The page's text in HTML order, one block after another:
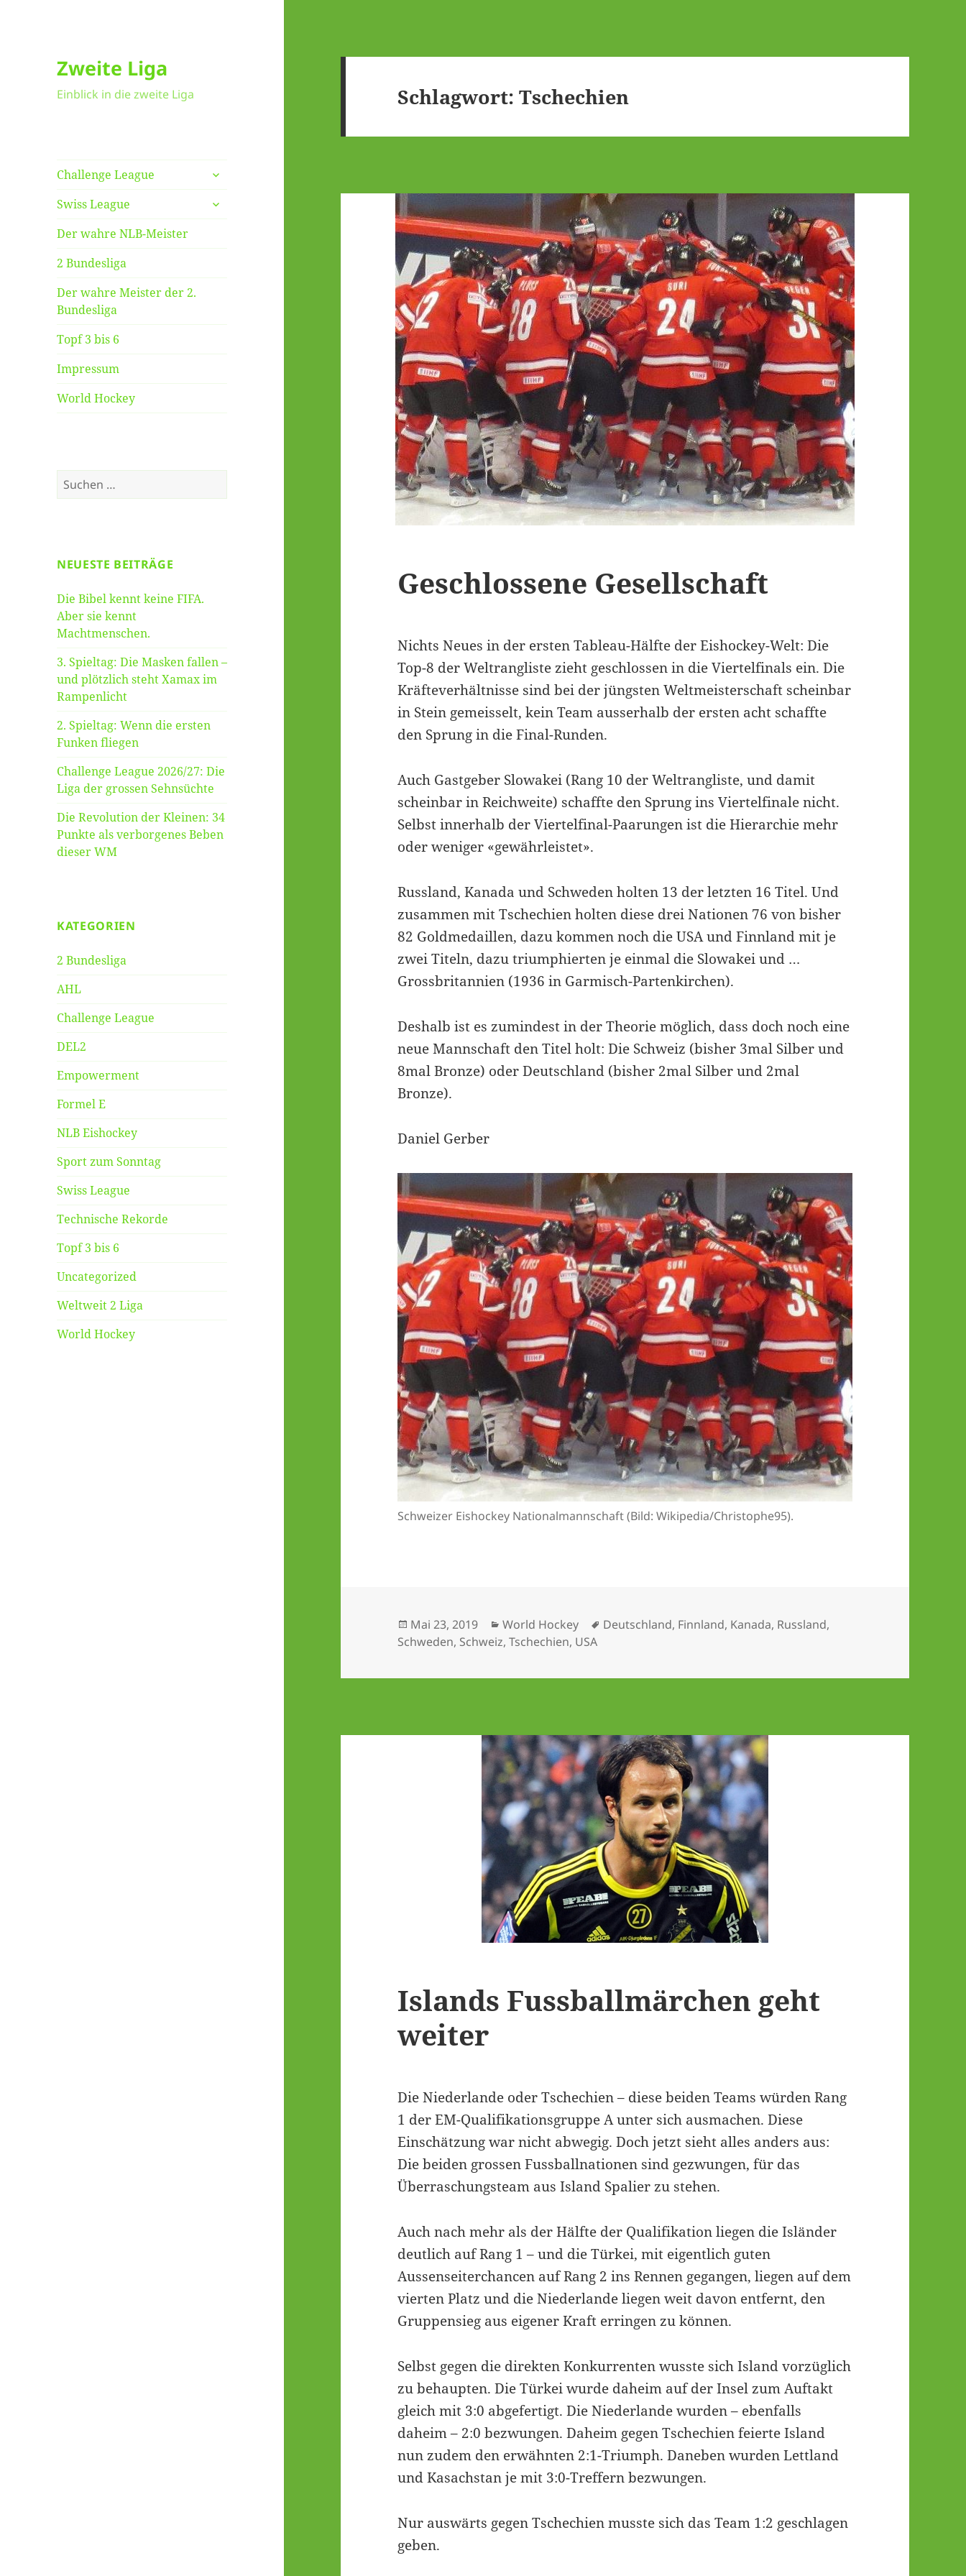
Zweite Liga
Einblick in die zweite Liga
Challenge League
untermenü
anzeigen
Swiss League
untermenü
anzeigen
Der wahre NLB-Meister
2 Bundesliga
Der wahre Meister der 2.
Bundesliga
Topf 3 bis 6
Impressum
World Hockey
Suche
nach:
NEUESTE BEITRÄGE
Die Bibel kennt keine FIFA.
Aber sie kennt
Machtmenschen.
3. Spieltag: Die Masken fallen –
und plötzlich steht Xamax im
Rampenlicht
2. Spieltag: Wenn die ersten
Funken fliegen
Challenge League 2026/27: Die
Liga der grossen Sehnsüchte
Die Revolution der Kleinen: 34
Punkte als verborgenes Beben
dieser WM
KATEGORIEN
2 Bundesliga
AHL
Challenge League
DEL2
Empowerment
Formel E
NLB Eishockey
Sport zum Sonntag
Swiss League
Technische Rekorde
Topf 3 bis 6
Uncategorized
Weltweit 2 Liga
World Hockey
Schlagwort:Tschechien
Geschlossene Gesellschaft
Nichts Neues in der ersten Tableau-Hälfte der Eishockey-Welt: Die
Top-8 der Weltrangliste zieht geschlossen in die Viertelfinals ein. Die
Kräfteverhältnisse sind bei der jüngsten Weltmeisterschaft scheinbar
in Stein gemeisselt, kein Team ausserhalb der ersten acht schaffte
den Sprung in die Final-Runden.
Auch Gastgeber Slowakei (Rang 10 der Weltrangliste, und damit
scheinbar in Reichweite) schaffte den Sprung ins Viertelfinale nicht.
Selbst innerhalb der Viertelfinal-Paarungen ist die Hierarchie mehr
oder weniger «gewährleistet».
Russland, Kanada und Schweden holten 13 der letzten 16 Titel. Und
zusammen mit Tschechien holten diese drei Nationen 76 von bisher
82 Goldmedaillen, dazu kommen noch die USA und Finnland mit je
zwei Titeln, dazu triumphierten je einmal die Slowakei und …
Grossbritannien (1936 in Garmisch-Partenkirchen).
Deshalb ist es zumindest in der Theorie möglich, dass doch noch eine
neue Mannschaft den Titel holt: Die Schweiz (bisher 3mal Silber und
8mal Bronze) oder Deutschland (bisher 2mal Silber und 2mal
Bronze).
Daniel Gerber
Schweizer Eishockey Nationalmannschaft (Bild: Wikipedia/Christophe95).
Veröffentlicht
am
Mai 23, 2019 Kategorien
World Hockey Schlagwörter
Deutschland, Finnland, Kanada, Russland,
Schweden, Schweiz,Tschechien, USA
Islands Fussballmärchen geht
weiter
Die Niederlande oder Tschechien – diese beiden Teams würden Rang
1 der EM-Qualifikationsgruppe A unter sich ausmachen. Diese
Einschätzung war nicht abwegig. Doch jetzt sieht alles anders aus:
Die beiden grossen Fussballnationen sind gezwungen, für das
Überraschungsteam aus Island Spalier zu stehen.
Auch nach mehr als der Hälfte der Qualifikation liegen die Isländer
deutlich auf Rang 1 – und die Türkei, mit eigentlich guten
Aussenseiterchancen auf Rang 2 ins Rennen gegangen, liegen auf dem
vierten Platz und die Niederlande liegen weit davon entfernt, den
Gruppensieg aus eigener Kraft erringen zu können.
Selbst gegen die direkten Konkurrenten wusste sich Island vorzüglich
zu behaupten. Die Türkei wurde daheim auf der Insel zum Auftakt
gleich mit 3:0 abgefertigt. Die Niederlande wurden – ebenfalls
daheim – 2:0 bezwungen. Daheim gegen Tschechien feierte Island
nun zudem den erwähnten 2:1-Triumph. Daneben wurden Lettland
und Kasachstan je mit 3:0-Treffern bezwungen.
Nur auswärts gegen Tschechien musste sich das Team 1:2 geschlagen
geben.